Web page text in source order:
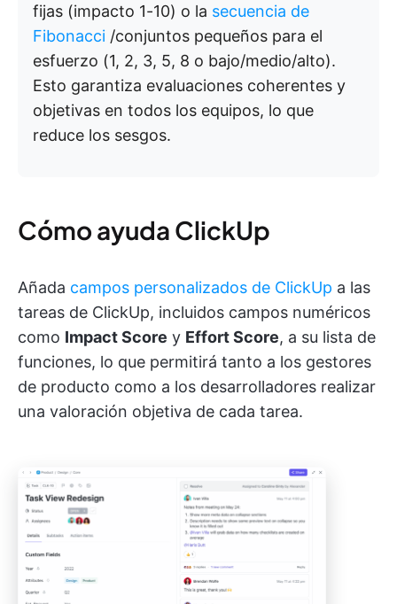
fijas (impacto 1-10) o la secuencia de
Fibonacci /conjuntos pequeños para el
esfuerzo (1, 2, 3, 5, 8 o bajo/medio/alto).
Esto garantiza evaluaciones coherentes y
objetivas en todos los equipos, lo que
reduce los sesgos.
Cómo ayuda ClickUp
Añada campos personalizados de ClickUp a las
tareas de ClickUp, incluidos campos numéricos
como Impact Score y Effort Score, a su lista de
funciones, lo que permitirá tanto a los gestores
de producto como a los desarrolladores realizar
una valoración objetiva de cada tarea.